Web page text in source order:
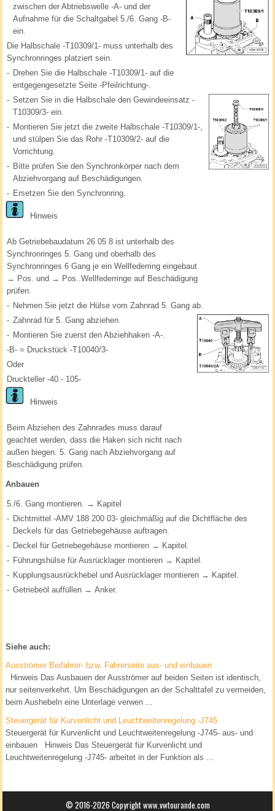
zwischen der Abtriebswelle -A- und der
Aufnahme für die Schaltgabel 5./6. Gang -B-
ein.
Die Halbschale -T10309/1- muss unterhalb des
Synchronringes platziert sein.
- Drehen Sie die Halbschale -T10309/1- auf die
entgegengesetzte Seite -Pfeilrichtung-.
- Setzen Sie in die Halbschale den Gewindeeinsatz -
T10309/3- ein.
- Montieren Sie jetzt die zweite Halbschale -T10309/1-,
und stülpen Sie das Rohr -T10309/2- auf die
Vorrichtung.
- Bitte prüfen Sie den Synchronkörper nach dem
Abziehvorgang auf Beschädigungen.
- Ersetzen Sie den Synchronring.
Hinweis
Ab Getriebebaudatum 26 05 8 ist unterhalb des
Synchronringes 5. Gang und oberhalb des
Synchronringes 6 Gang je ein Wellfederring eingebaut
→ Pos. und → Pos..Wellfederringe auf Beschädigung
prüfen.
- Nehmen Sie jetzt die Hülse vom Zahnrad 5. Gang ab.
- Zahnrad für 5. Gang abziehen.
- Montieren Sie zuerst den Abziehhaken -A-.
-B- = Druckstück -T10040/3-
Oder
Druckteller -40 - 105-
Hinweis
Beim Abziehen des Zahnrades muss darauf
geachtet werden, dass die Haken sich nicht nach
außen biegen. 5. Gang nach Abziehvorgang auf
Beschädigung prüfen.
Anbauen
5./6. Gang montieren. → Kapitel
- Dichtmittel -AMV 188 200 03- gleichmäßig auf die Dichtfläche des
Deckels für das Getriebegehäuse auftragen.
- Deckel für Getriebegehäuse montieren → Kapitel.
- Führungshülse für Ausrücklager montieren → Kapitel.
- Kupplungsausrückhebel und Ausrücklager montieren → Kapitel.
- Getriebeöl auffüllen → Anker.
Siehe auch:
Ausströmer Beifahrer- bzw. Fahrerseite aus- und einbauen
Hinweis Das Ausbauen der Ausströmer auf beiden Seiten ist identisch,
nur seitenverkehrt. Um Beschädigungen an der Schalttafel zu vermeiden,
beim Aushebeln eine Unterlage verwen ...
Steuergerät für Kurvenlicht und Leuchtweitenregelung -J745
Steuergerät für Kurvenlicht und Leuchtweitenregelung -J745- aus- und
einbauen Hinweis Das Steuergerät für Kurvenlicht und
Leuchtweitenregelung -J745- arbeitet in der Funktion als ...
© 2016-2026 Copyright www.vwtourande.com